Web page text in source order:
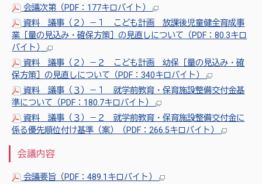
会議次第（PDF：177キロバイト）
資料 議事（２）－１ こども計画 放課後児童健全育成事
業［量の見込み・確保方策］の見直しについて（PDF：80.3キロ
バイト）
資料 議事（２）－２ こども計画 幼保［量の見込み・確
保方策］の見直しについて（PDF：340キロバイト）
資料 議事（３）－１ 就学前教育・保育施設整備交付金基
準について（PDF：180.7キロバイト）
資料 議事（３）－２ 就学前教育・保育施設整備交付金に
係る優先順位付け基準（案）（PDF：266.5キロバイト）
会議内容
会議要旨（PDF：489.1キロバイト）